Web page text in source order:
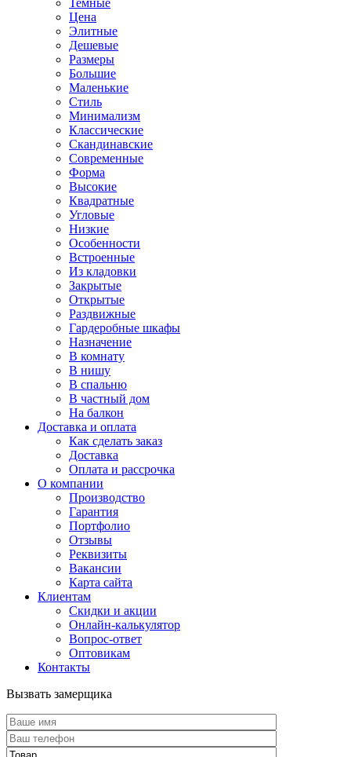
Темные
Цена
Элитные
Дешевые
Размеры
Большие
Маленькие
Стиль
Минимализм
Классические
Скандинавские
Современные
Форма
Высокие
Квадратные
Угловые
Низкие
Особенности
Встроенные
Из кладовки
Закрытые
Открытые
Раздвижные
Гардеробные шкафы
Назначение
В комнату
В нишу
В спальню
В частный дом
На балкон
Доставка и оплата
Как сделать заказ
Доставка
Оплата и рассрочка
О компании
Производство
Гарантия
Портфолио
Отзывы
Реквизиты
Вакансии
Карта сайта
Клиентам
Скидки и акции
Онлайн-калькулятор
Вопрос-ответ
Оптовикам
Контакты
Вызвать замерщика